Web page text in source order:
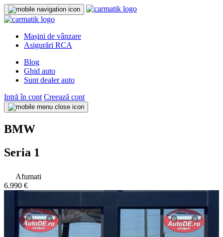
Mașini de vânzare
Asigurări RCA
Blog
Ghid auto
Sunt dealer auto
Intră în cont Creează cont
BMW
Seria 1
Afumati
6.990 €